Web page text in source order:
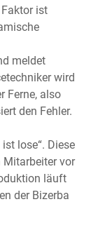
ist
meldet
wird
Ferne, also
den Fehler.
lose“. Diese
vor
läuft
der Bizerba